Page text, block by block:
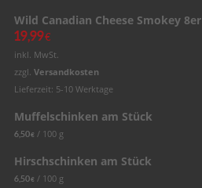
Wild Canadian Cheese Smokey 8er
19,99€
inkl. MwSt.
zzgl. Versandkosten
Lieferzeit: 5-10 Werktage
Muffelschinken am Stück
6,50€ / 100 g
Hirschschinken am Stück
6,50€ / 100 g